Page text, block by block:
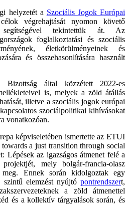
helyzetét a Szociális Jogok Európai
végrehajtását nyomon követő
tekintettük át. Az
foglalkoztatási és szociális
életkörülményeinek és
és összehasonlítására használt
Bizottság által közzétett 2022-es
is, melyek a zöld átállás
illetve a szociális jogok európai
szociálpolitikai kihívásokat
vonatkozóan.
képviseletében ismertette az ETUI
a just transition through social
Lépések az igazságos átmenet felé a
mely bolgár-francia-olasz
meg. Ennek során kidolgoztak egy
elemzést nyújtó pontrendszert,
a zöld átmenettel
és a kollektív tárgyalások során, és